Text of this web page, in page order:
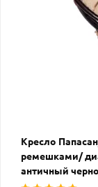
Кресло
ремешками/
античный